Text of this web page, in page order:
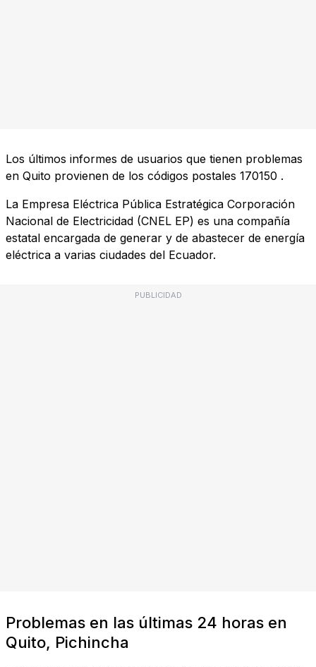
Los últimos informes de usuarios que tienen problemas
en Quito provienen de los códigos postales 170150 .
La Empresa Eléctrica Pública Estratégica Corporación
Nacional de Electricidad (CNEL EP) es una compañía
estatal encargada de generar y de abastecer de energía
eléctrica a varias ciudades del Ecuador.
PUBLICIDAD
Problemas en las últimas 24 horas en
Quito, Pichincha